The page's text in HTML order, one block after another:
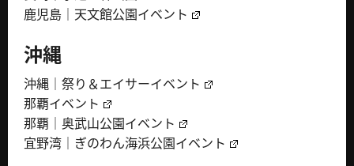
鹿児島｜天文館公園イベント
沖縄
沖縄｜祭り＆エイサーイベント
那覇イベント
那覇｜奥武山公園イベント
宜野湾｜ぎのわん海浜公園イベント